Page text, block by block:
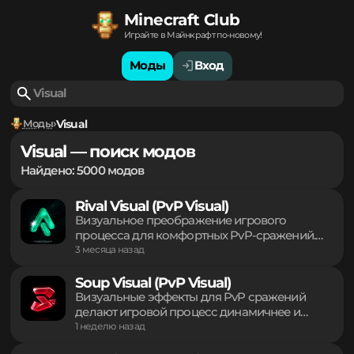
Minecraft Club
Играйте в Майнкрафт по-новому!
Моды Вход
Моды Visual
Visual — поиск модов
Найдено: 5000 модов
Rival Visual (PvP Visual)
Визуальное преображение игрового
процесса для комфортных PvP-сражений.
минималистичные элементы интерфейса
делают битвы на серверах более читаемыми.
Гибкая настройка внешнего вида без
влияния на механики или получения
Soup Visual (PvP Visual)
Визуальные эффекты для PvP сражений
делают игровой процесс динамичнее и